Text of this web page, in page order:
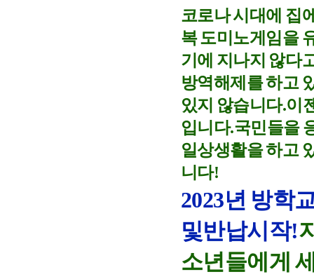
코로나 시대에 집
복 도미노게임을
기에 지나지 않다
방역해제를 하고
있지 않습니다.이
입니다.국민들을
일상생활을 하고
니다!
2023년 방학
및반납시작!
소년들에게